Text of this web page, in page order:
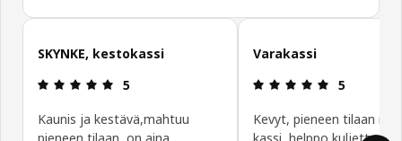
Ohita asiakasarvostelut
SKYNKE, kestokassi
: 5 / 5 tähteä.
5
Kaunis ja kestävä,mahtuu
Varakassi
: 5 / 5
5
Kevyt, pieneen tilaan